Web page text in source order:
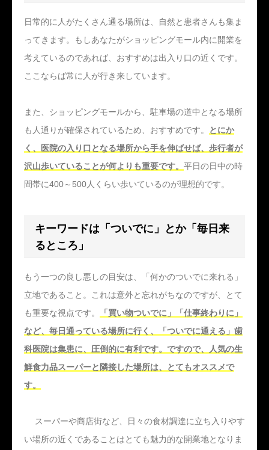
日常的に人がたくさん通る場所は、自然と患者さんも集ま
ってきます。もしあなたがショッピングモール内に開業を
考えているのであれば、おすすめは出入り口の近くです。
ここならば常に人が行き来しています。
また、ショッピングモールから、駐車場の道中となる場所
も人通りが確保されているため、おすすめです。
とにか
く、医院の入り口となる場所から手を伸ばせば、歩行者が
沢山歩いていることが何よりも重要です。 平日の日中の時
間帯に400～500人くらい歩いているのが理想的です。
キーワードは「ついでに」とか「毎日来
るところ」
もう一つの良し悪しの目安は、「何かのついでに来れる」
立地であること。これは意外と忘れがちなのですが、とて
も重要な視点です。
「買い物ついでに」「仕事終わりに」
など、毎日通っている場所に行く、「ついでに通える」歯
科医院は集患に、圧倒的に有利です。ですので、人気の生
鮮食力品スーパーと隣接した場所は、とてもオススメで
す。
スーパーや商店街など、日々の食材調達に立ち入りやす
い場所の近くであることはとても魅力的な開業地となりま